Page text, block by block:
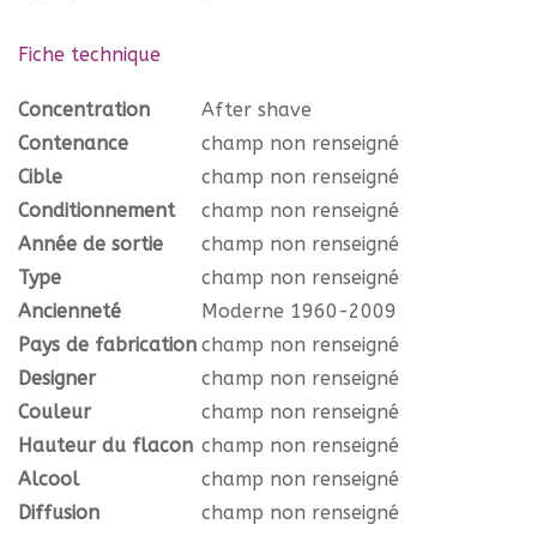
Fiche technique
Concentration
After shave
Contenance
champ non renseigné
Cible
champ non renseigné
Conditionnement
champ non renseigné
Année de sortie
champ non renseigné
Type
champ non renseigné
Ancienneté
Moderne 1960-2009
Pays de fabrication champ non renseigné
Designer
champ non renseigné
Couleur
champ non renseigné
Hauteur du flacon champ non renseigné
Alcool
champ non renseigné
Diffusion
champ non renseigné